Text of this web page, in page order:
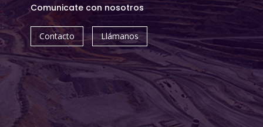
Comunicate con nosotros
Contacto Llámanos